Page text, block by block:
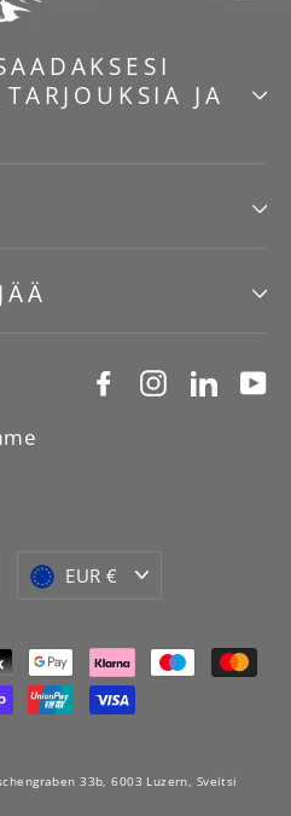
JA
FacebookInstagram
Valuutta
EUR €
33b, 6003 Luzern, Sveitsi